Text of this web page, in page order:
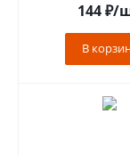
144₽/
В